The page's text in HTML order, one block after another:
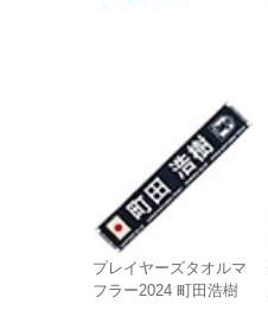
プレイヤーズタオルマ
フラー2024 町田浩樹